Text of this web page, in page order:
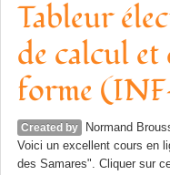
Tableur
de calcul et
forme
Created by Normand
Voici un excellent cours en
des Samares". Cliquer sur